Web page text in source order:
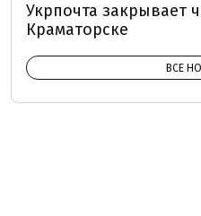
Укрпочта закрывает
Краматорске
ВСЕ